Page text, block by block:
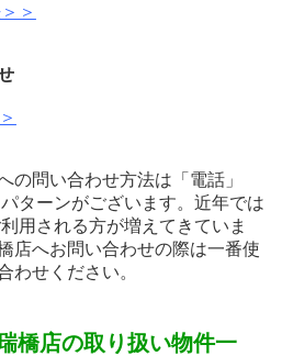
＞
の問い合わせ方法は「電話」
ターンがございます。近年では
用される方が増えてきていま
店へお問い合わせの際は一番使
わせください。
橋店の取り扱い物件一